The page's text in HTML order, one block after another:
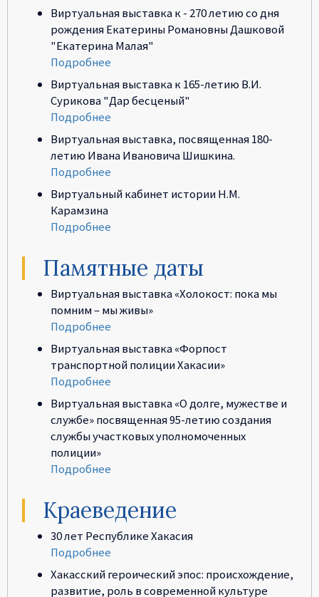
Виртуальная выставка к - 270 летию со дня
рождения Екатерины Романовны Дашковой
"Екатерина Малая"
Подробнее
Виртуальная выставка к 165-летию В.И.
Сурикова "Дар бесценый"
Подробнее
Виртуальная выставка, посвященная 180-
летию Ивана Ивановича Шишкина.
Подробнее
Виртуальный кабинет истории Н.М.
Карамзина
Подробнее
Памятные даты
Виртуальная выставка «Холокост: пока мы
помним – мы живы»
Подробнее
Виртуальная выставка «Форпост
транспортной полиции Хакасии»
Подробнее
Виртуальная выставка «О долге, мужестве и
службе» посвященная 95-летию создания
службы участковых уполномоченных
полиции»
Подробнее
Краеведение
30 лет Республике Хакасия
Подробнее
Хакасский героический эпос: происхождение,
развитие, роль в современной культуре